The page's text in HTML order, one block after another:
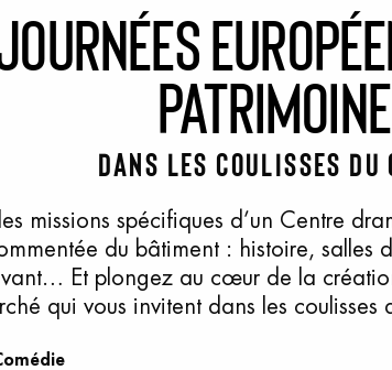
ournéesE
patrimoine
Dans les coulisses du
missions spécifiques d’un Centre
du bâtiment : histoire, salles
Et plongez au cœur de la
qui vous invitent dans les coulisses